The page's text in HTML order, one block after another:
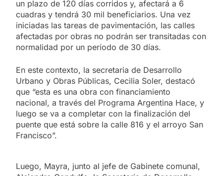
un plazo de 120 días corridos y, afectará a 6
cuadras y tendrá 30 mil beneficiarios. Una vez
iniciadas las tareas de pavimentación, las calles
afectadas por obras no podrán ser transitadas con
normalidad por un período de 30 días.
En este contexto, la secretaria de Desarrollo
Urbano y Obras Públicas, Cecilia Soler, destacó
que “esta es una obra con financiamiento
nacional, a través del Programa Argentina Hace, y
luego se va a completar con la finalización del
puente que está sobre la calle 816 y el arroyo San
Francisco”.
Luego, Mayra, junto al jefe de Gabinete comunal,